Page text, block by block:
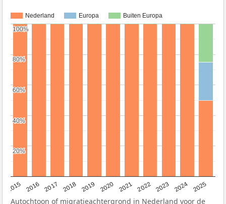
Nederland Europa Buiten Europa
2015 2016 2017 2018 2019 2020 2021 2022 2023 2024 2025
20%
20%
40%
40%
60%
60%
80%
80%
100%
100%
Autochtoon of migratieachtergrond in Nederland voor de